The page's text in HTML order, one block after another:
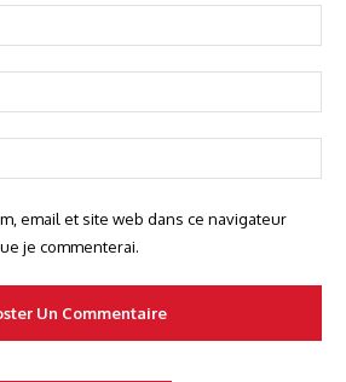
:*
:*
:
email et site web dans ce navigateur
je commenterai.